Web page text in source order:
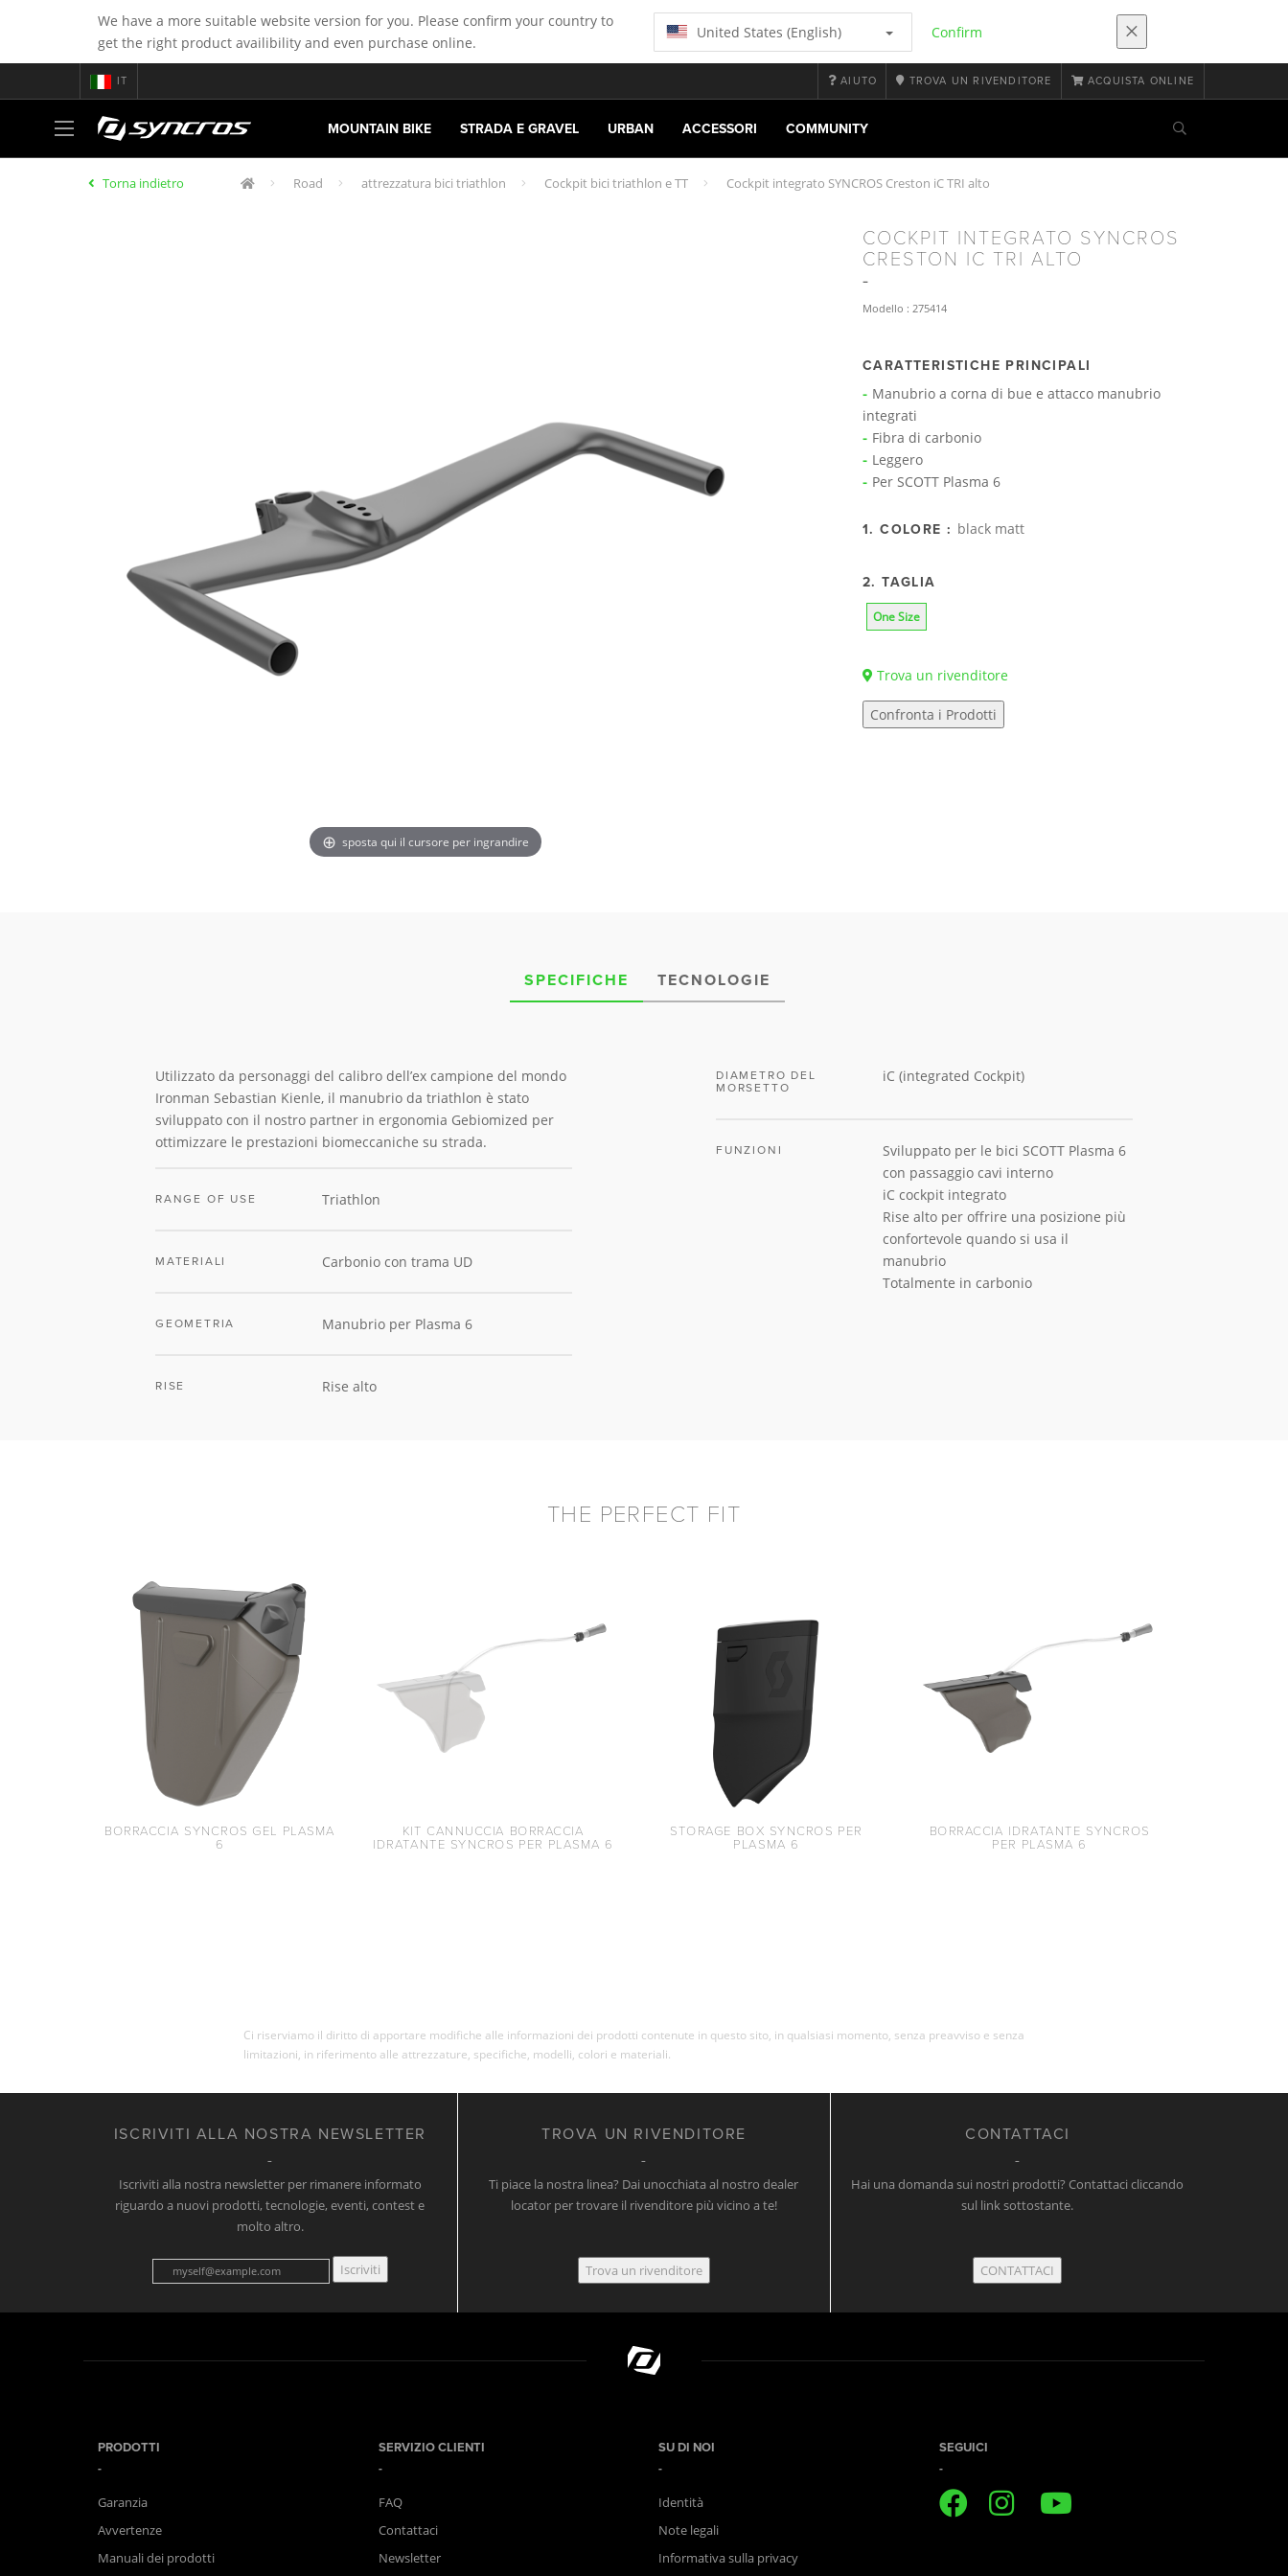
We have a more suitable website version for you. Please confirm your country to
get the right product availibility and even purchase online.
United States (English) Confirm
IT AIUTO TROVA UN RIVENDITORE ACQUISTA ONLINE
MOUNTAIN BIKE STRADA E GRAVEL URBAN ACCESSORI COMMUNITY
Torna indietro Road attrezzatura bici triathlon Cockpit bici triathlon e TT Cockpit integrato SYNCROS Creston iC TRI alto
COCKPIT INTEGRATO SYNCROS
CRESTON IC TRI ALTO
Modello : 275414
sposta qui il cursore per ingrandire
CARATTERISTICHE PRINCIPALI
Manubrio a corna di bue e attacco manubrio
integrati
Fibra di carbonio
Leggero
Per SCOTT Plasma 6
1. COLORE : black matt
2. TAGLIA
One Size
Trova un rivenditore
Confronta i Prodotti
SPECIFICHE TECNOLOGIE
Utilizzato da personaggi del calibro dell’ex campione del mondo
Ironman Sebastian Kienle, il manubrio da triathlon è stato
sviluppato con il nostro partner in ergonomia Gebiomized per
ottimizzare le prestazioni biomeccaniche su strada.
RANGE OF USE Triathlon
MATERIALI Carbonio con trama UD
GEOMETRIA Manubrio per Plasma 6
RISE Rise alto
DIAMETRO DEL
MORSETTO
iC (integrated Cockpit)
FUNZIONI
Sviluppato per le bici SCOTT Plasma 6
con passaggio cavi interno
iC cockpit integrato
Rise alto per offrire una posizione più
confortevole quando si usa il
manubrio
Totalmente in carbonio
THE PERFECT FIT
BORRACCIA SYNCROS GEL PLASMA
6
KIT CANNUCCIA BORRACCIA
IDRATANTE SYNCROS PER PLASMA 6
STORAGE BOX SYNCROS PER
PLASMA 6
BORRACCIA IDRATANTE SYNCROS
PER PLASMA 6
Ci riserviamo il diritto di apportare modifiche alle informazioni dei prodotti contenute in questo sito, in qualsiasi momento, senza preavviso e senza
limitazioni, in riferimento alle attrezzature, specifiche, modelli, colori e materiali.
ISCRIVITI ALLA NOSTRA NEWSLETTER
Iscriviti alla nostra newsletter per rimanere informato
riguardo a nuovi prodotti, tecnologie, eventi, contest e
molto altro.
Iscriviti
TROVA UN RIVENDITORE
Ti piace la nostra linea? Dai unocchiata al nostro dealer
locator per trovare il rivenditore più vicino a te!
Trova un rivenditore
CONTATTACI
Hai una domanda sui nostri prodotti? Contattaci cliccando
sul link sottostante.
CONTATTACI
PRODOTTI
Garanzia
Avvertenze
Manuali dei prodotti
SERVIZIO CLIENTI
FAQ
Contattaci
Newsletter
SU DI NOI
Identità
Note legali
Informativa sulla privacy
SEGUICI